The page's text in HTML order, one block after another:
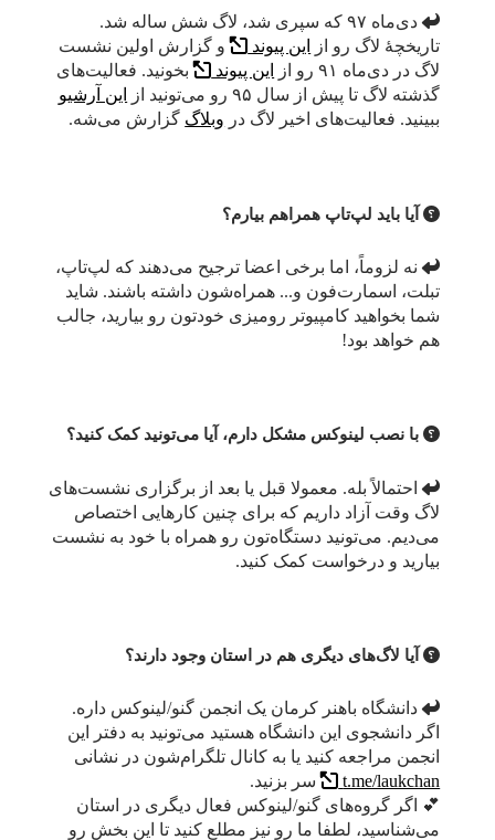
دی‌ماه ۹۷ که سپری شد، لاگ شش ساله شد.
تاریخچهٔ لاگ رو از
این پیوند
و گزارش اولین نشست
لاگ در دی‌ماه ۹۱ رو از
این پیوند
بخونید. فعالیت‌های
گذشته لاگ تا پیش از سال ۹۵ رو می‌تونید از
این آرشیو
ببینید. فعالیت‌های اخیر لاگ در وبلاگ گزارش می‌شه.
آیا باید لپ‌تاپ همراهم بیارم؟
نه لزوماً، اما برخی اعضا ترجیح می‌دهند که لپ‌تاپ،
تبلت، اسمارت‌فون و... همراه‌شون داشته باشند. شاید
شما بخواهید کامپیوتر رومیزی خودتون رو بیارید، جالب
هم خواهد بود!
با نصب لینوکس مشکل دارم، آیا می‌تونید کمک کنید؟
احتمالاً بله. معمولا قبل یا بعد از برگزاری نشست‌های
لاگ وقت آزاد داریم که برای چنین کارهایی اختصاص
می‌دیم. می‌تونید دستگاه‌تون رو همراه با خود به نشست
بیارید و درخواست کمک کنید.
آیا لاگ‌های دیگری هم در استان وجود دارند؟
دانشگاه باهنر کرمان یک انجمن گنو/لینوکس داره.
اگر دانشجوی این دانشگاه هستید می‌تونید به دفتر این
انجمن مراجعه کنید یا به کانال تلگرام‌شون در نشانی
t.me/laukchan
سر بزنید.
💕 اگر گروه‌های گنو/لینوکس فعال دیگری در استان
می‌شناسید، لطفا ما رو نیز مطلع کنید تا این بخش رو